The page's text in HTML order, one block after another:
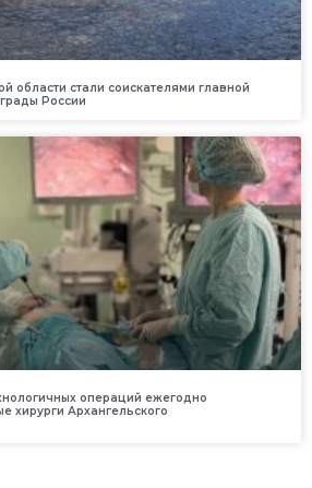
области стали соискателями главной
России
операций ежегодно
хирурги Архангельского